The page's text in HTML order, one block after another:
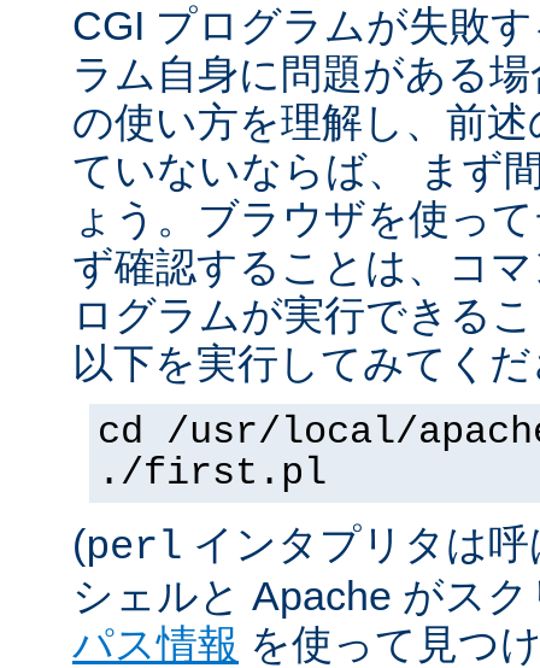
CGI プログラムが失敗
ラム自身に問題がある
の使い方を理解し、前
ていないならば、 まず
ょう。ブラウザを使っ
ず確認することは、コ
ログラムが実行できる
以下を実行してみてく
cd /usr/local/
./first.pl
(perl インタプリタは
シェルと Apache がス
パス情報 を使って見つ